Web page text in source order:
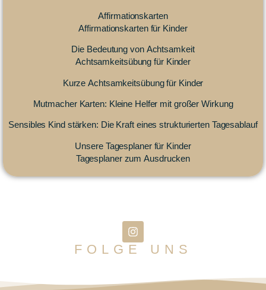
Affirmationskarten
Affirmationskarten für Kinder
Die Bedeutung von Achtsamkeit
Achtsamkeitsübung für Kinder
Kurze Achtsamkeitsübung für Kinder
Mutmacher Karten: Kleine Helfer mit großer Wirkung
Sensibles Kind stärken: Die Kraft eines strukturierten Tagesablauf
Unsere Tagesplaner für Kinder
Tagesplaner zum Ausdrucken
FOLGE UNS